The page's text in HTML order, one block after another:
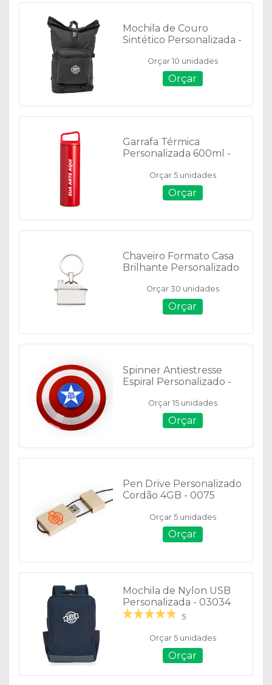
Mochila de Couro
Sintético Personalizada -
Orçar 10 unidades
Orçar
Garrafa Térmica
Personalizada 600ml -
Orçar 5 unidades
Orçar
Chaveiro Formato Casa
Brilhante Personalizado
Orçar 30 unidades
Orçar
Spinner Antiestresse
Espiral Personalizado -
Orçar 15 unidades
Orçar
Pen Drive Personalizado
Cordão 4GB - 0075
Orçar 5 unidades
Orçar
Mochila de Nylon USB
Personalizada - 03034
5
Orçar 5 unidades
Orçar